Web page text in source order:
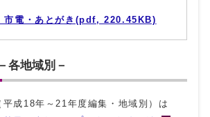
市電・あとがき(pdf, 220.45KB)
各地域別－
成18年～21年度編集・地域別）は